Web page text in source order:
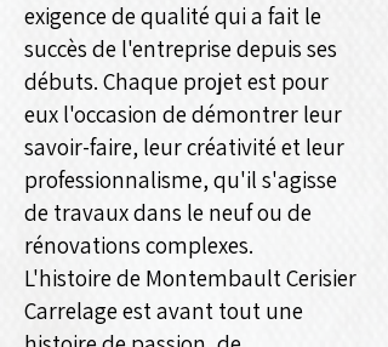
exigence de qualité qui a fait le
succès de l'entreprise depuis ses
débuts. Chaque projet est pour
eux l'occasion de démontrer leur
savoir-faire, leur créativité et leur
professionnalisme, qu'il s'agisse
de travaux dans le neuf ou de
rénovations complexes.
L'histoire de Montembault Cerisier
Carrelage est avant tout une